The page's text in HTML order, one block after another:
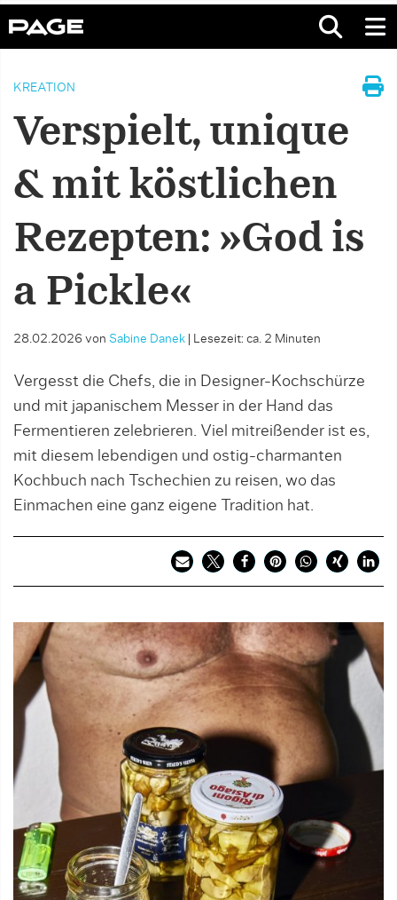
KREATION
Verspielt, unique
& mit köstlichen
Rezepten: »God is
a Pickle«
28.02.2026 von Sabine Danek Lesezeit: ca. 2 Minuten
Vergesst die Chefs, die in Designer-Kochschürze
und mit japanischem Messer in der Hand das
Fermentieren zelebrieren. Viel mitreißender ist es,
mit diesem lebendigen und ostig-charmanten
Kochbuch nach Tschechien zu reisen, wo das
Einmachen eine ganz eigene Tradition hat.